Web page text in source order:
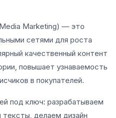
Marketing) — это
сетями для роста
качественный контент
повышает узнаваемость
в покупателей.
под ключ: разрабатываем
делаем дизайн